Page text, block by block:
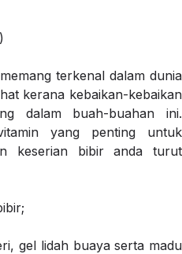
)
terkenal dalam dunia
kerana kebaikan-kebaikan
dalam buah-buahan ini.
yang penting untuk
keserian bibir anda turut
gel lidah buaya serta madu